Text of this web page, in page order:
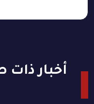
أخبار ذات